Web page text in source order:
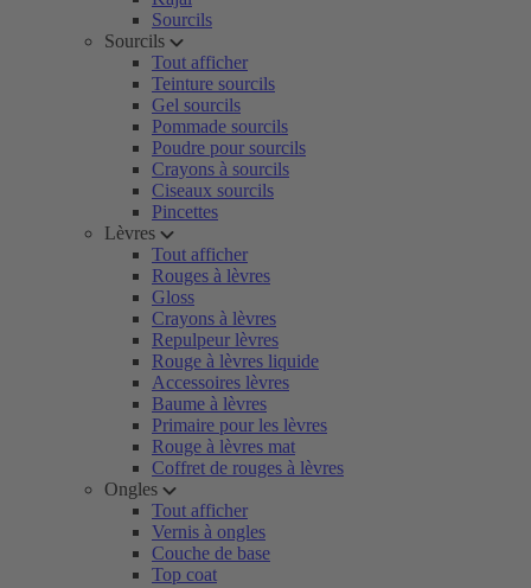
Sourcils
Sourcils
Tout afficher
Teinture sourcils
Gel sourcils
Pommade sourcils
Poudre pour sourcils
Crayons à sourcils
Ciseaux sourcils
Pincettes
Lèvres
Tout afficher
Rouges à lèvres
Gloss
Crayons à lèvres
Repulpeur lèvres
Rouge à lèvres liquide
Accessoires lèvres
Baume à lèvres
Primaire pour les lèvres
Rouge à lèvres mat
Coffret de rouges à lèvres
Ongles
Tout afficher
Vernis à ongles
Couche de base
Top coat